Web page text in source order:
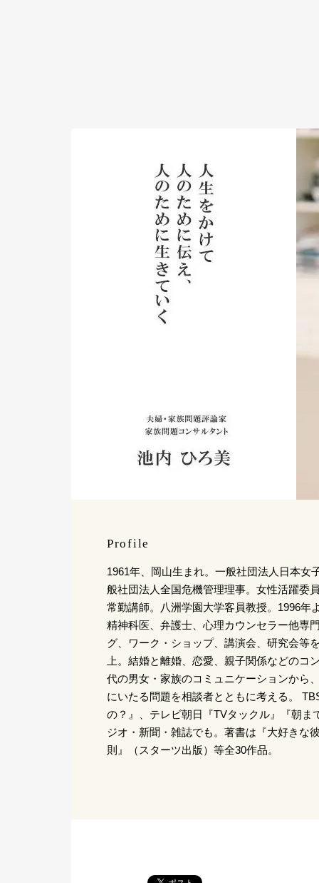
Profile
1961年、岡山生まれ。一般社団法人日本女
般社団法人全国危機管理理事。女性活躍委
常勤講師。八洲学園大学客員教授。1996年
精神科医、弁護士、心理カウンセラー他専
グ、ワーク・ショップ、講演会、研究会等
上。結婚と離婚、恋愛、親子関係などのコ
代の男女・家族のコミュニケーションから
にいたる問題を相談者とともに考える。
の？』、テレビ朝日『TVタックル』『朝ま
ジオ・新聞・雑誌でも。著書は『大好きな
則』（スターツ出版）等全30作品。